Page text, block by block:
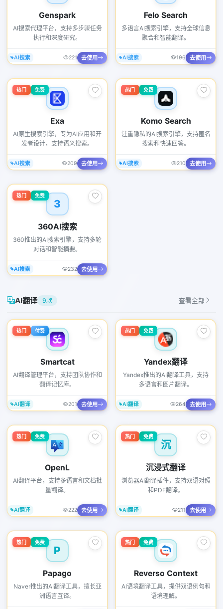
Genspark
AI搜索代理平台，支持多步骤任务
执行和深度研究。
AI搜索 221 去使用
Felo Search
多语言AI搜索引擎，支持全球信息
聚合和智能翻译。
AI搜索 196 去使用
热门 免费
Exa
AI原生搜索引擎，专为AI应用和开
发者设计，支持语义搜索。
AI搜索 209 去使用
热门 免费
Komo Search
注重隐私的AI搜索引擎，支持匿名
搜索和快速回答。
AI搜索 210 去使用
3
热门 免费
360AI搜索
360推出的AI搜索引擎，支持多轮
对话和智能摘要。
AI搜索 232 去使用
AI翻译 9款 查看全部
热门 付费
Smartcat
AI翻译管理平台，支持团队协作和
翻译记忆库。
AI翻译 201 去使用
热门 免费
Yandex翻译
Yandex推出的AI翻译工具，支持
多语言和图片翻译。
AI翻译 264 去使用
热门 免费
OpenL
AI翻译平台，支持多语言和文档批
量翻译。
AI翻译 222 去使用
沉
热门 免费
沉浸式翻译
浏览器AI翻译插件，支持双语对照
和PDF翻译。
AI翻译 211 去使用
P
热门 免费
Papago
Naver推出的AI翻译工具，擅长亚
洲语言互译。
热门 免费
Reverso Context
AI语境翻译工具，提供双语例句和
语境理解。